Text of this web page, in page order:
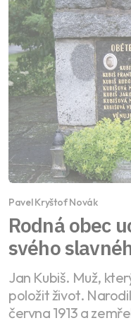
Pavel Kryštof Novák
Rodná obec
svého
Jan Kubiš. Muž,
položit život.
června 1913 a